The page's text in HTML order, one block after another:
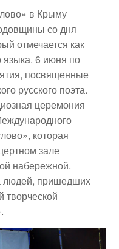
в Крыму
со дня
отмечается как
языка. 6 июня по
посвященные
русского поэта.
церемония
которая
зале
набережной.
людей, пришедших
творческой